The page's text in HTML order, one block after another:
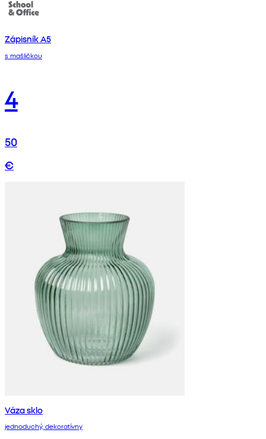
Zápisník A5
s mašličkou
4
50
€
Váza sklo
jednoduchý, dekoratívny